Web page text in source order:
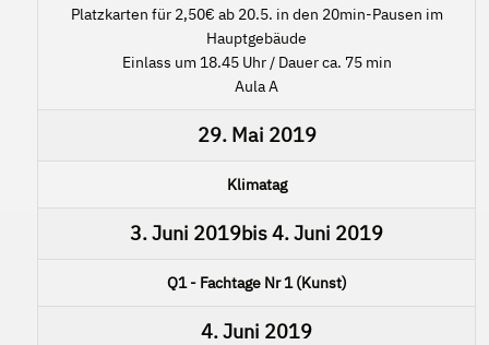
Platzkarten für 2,50€ ab 20.5. in den 20min-Pausen im
Hauptgebäude
Einlass um 18.45 Uhr / Dauer ca. 75 min
Aula A
29. Mai 2019
Klimatag
3. Juni 2019bis4. Juni 2019
Q1 - Fachtage Nr 1 (Kunst)
4. Juni 2019